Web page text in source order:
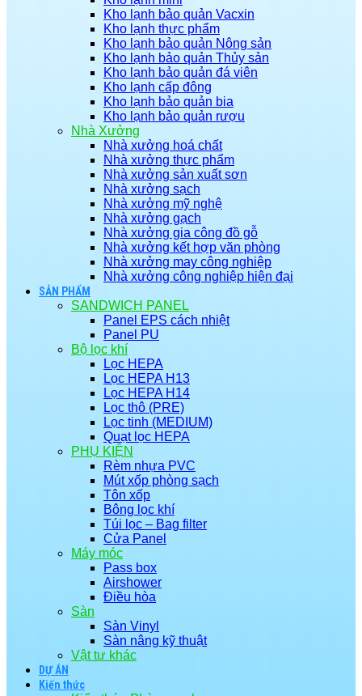
Kho lạnh bảo quản Vacxin
Kho lạnh thực phẩm
Kho lạnh bảo quản Nông sản
Kho lạnh bảo quản Thủy sản
Kho lạnh bảo quản đá viên
Kho lạnh cấp đông
Kho lạnh bảo quản bia
Kho lạnh bảo quản rượu
Nhà Xưởng
Nhà xưởng hoá chất
Nhà xưởng thực phẩm
Nhà xưởng sản xuất sơn
Nhà xưởng sạch
Nhà xưởng mỹ nghệ
Nhà xưởng gạch
Nhà xưởng gia công đồ gỗ
Nhà xưởng kết hợp văn phòng
Nhà xưởng may công nghiệp
Nhà xưởng công nghiệp hiện đại
SẢN PHẨM
SANDWICH PANEL
Panel EPS cách nhiệt
Panel PU
Bộ lọc khí
Lọc HEPA
Lọc HEPA H13
Lọc HEPA H14
Lọc thô (PRE)
Lọc tinh (MEDIUM)
Quạt lọc HEPA
PHỤ KIỆN
Rèm nhựa PVC
Mút xốp phòng sạch
Tôn xốp
Bông lọc khí
Túi lọc – Bag filter
Cửa Panel
Máy móc
Pass box
Airshower
Điều hòa
Sàn
Sàn Vinyl
Sàn nâng kỹ thuật
Vật tư khác
DỰ ÁN
Kiến thức